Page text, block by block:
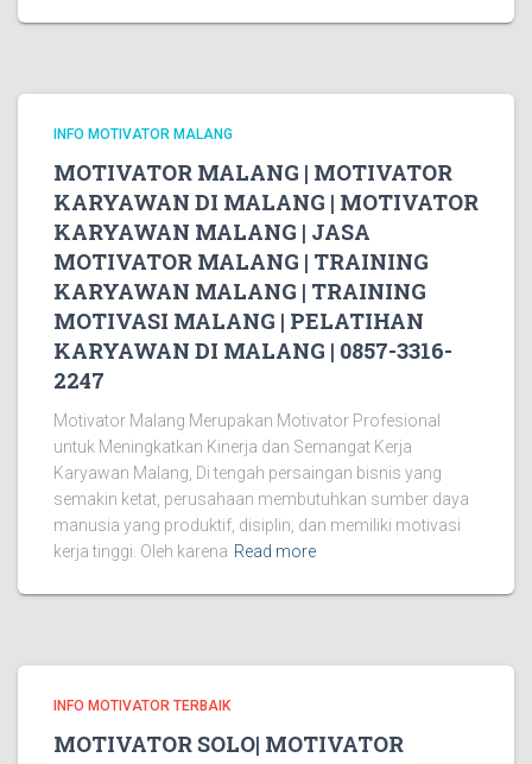
INFO MOTIVATOR MALANG
MOTIVATOR MALANG | MOTIVATOR
KARYAWAN DI MALANG | MOTIVATOR
KARYAWAN MALANG | JASA
MOTIVATOR MALANG | TRAINING
KARYAWAN MALANG | TRAINING
MOTIVASI MALANG | PELATIHAN
KARYAWAN DI MALANG | 0857-3316-
2247
Motivator Malang Merupakan Motivator Profesional
untuk Meningkatkan Kinerja dan Semangat Kerja
Karyawan Malang, Di tengah persaingan bisnis yang
semakin ketat, perusahaan membutuhkan sumber daya
manusia yang produktif, disiplin, dan memiliki motivasi
kerja tinggi. Oleh karena Read more
INFO MOTIVATOR TERBAIK
MOTIVATOR SOLO| MOTIVATOR